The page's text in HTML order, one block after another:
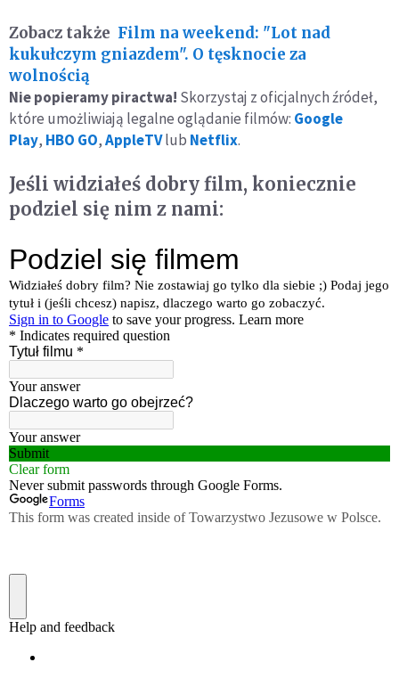
Zobacz także Film na weekend: "Lot nad
kukułczym gniazdem". O tęsknocie za
wolnością
Nie popieramy piractwa! Skorzystaj z oficjalnych źródeł,
które umożliwiają legalne oglądanie filmów: Google
Play, HBO GO,AppleTVlub Netflix.
Jeśli widziałeś dobry film, koniecznie
podziel się nim z nami: